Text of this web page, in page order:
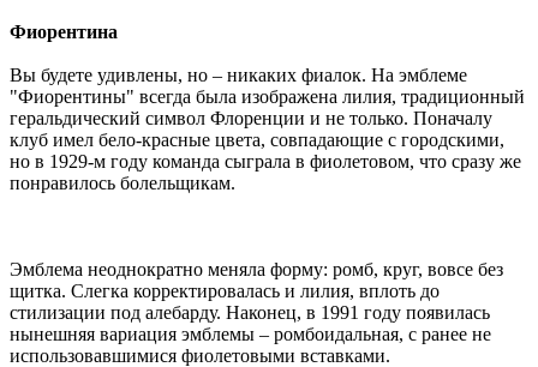
Фиорентина
Вы будете удивлены, но – никаких фиалок. На эмблеме
"Фиорентины" всегда была изображена лилия, традиционный
геральдический символ Флоренции и не только. Поначалу
клуб имел бело-красные цвета, совпадающие с городскими,
но в 1929-м году команда сыграла в фиолетовом, что сразу же
понравилось болельщикам.
Эмблема неоднократно меняла форму: ромб, круг, вовсе без
щитка. Слегка корректировалась и лилия, вплоть до
стилизации под алебарду. Наконец, в 1991 году появилась
нынешняя вариация эмблемы – ромбоидальная, с ранее не
использовавшимися фиолетовыми вставками.